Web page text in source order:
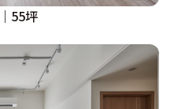
55坪